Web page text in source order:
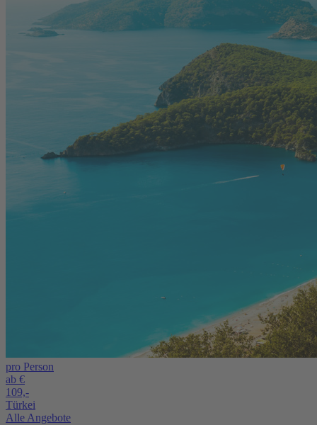
pro Person
ab €
109,-
Türkei
Alle Angebote